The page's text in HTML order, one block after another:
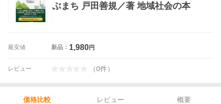
ぶまち 戸田善規／著 地域社会の本
最安値 新品： 1,980円
レビュー （0件）
価格比較 レビュー
概要